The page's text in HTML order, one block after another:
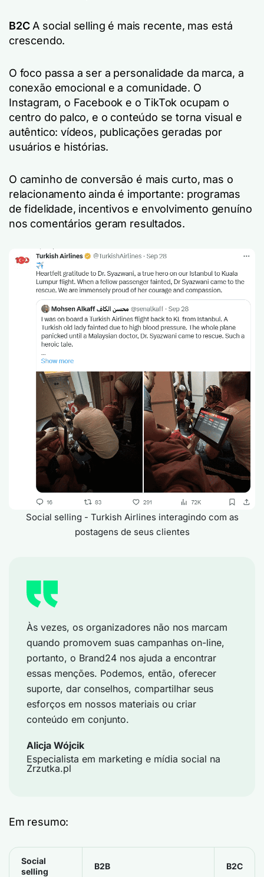
B2CA social selling é mais recente, mas está
crescendo.
O foco passa a ser a personalidade da marca, a
conexão emocional e a comunidade. O
Instagram, o Facebook e o TikTok ocupam o
centro do palco, e o conteúdo se torna visual e
autêntico: vídeos, publicações geradas por
usuários e histórias.
O caminho de conversão é mais curto, mas o
relacionamento ainda é importante: programas
de fidelidade, incentivos e envolvimento genuíno
nos comentários geram resultados.
Social selling - Turkish Airlines interagindo com as
postagens de seus clientes
Às vezes, os organizadores não nos marcam
quando promovem suas campanhas on-line,
portanto, o Brand24 nos ajuda a encontrar
essas menções. Podemos, então, oferecer
suporte, dar conselhos, compartilhar seus
esforços em nossos materiais ou criar
conteúdo em conjunto.
Alicja Wójcik
Especialista em marketing e mídia social na
Zrzutka.pl
Em resumo:
Social
selling
B2B B2C